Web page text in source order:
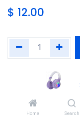
Home Search
$ 12.00
Agregar a la
Compartir :